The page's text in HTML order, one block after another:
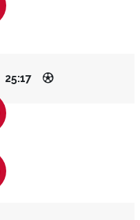
25:17